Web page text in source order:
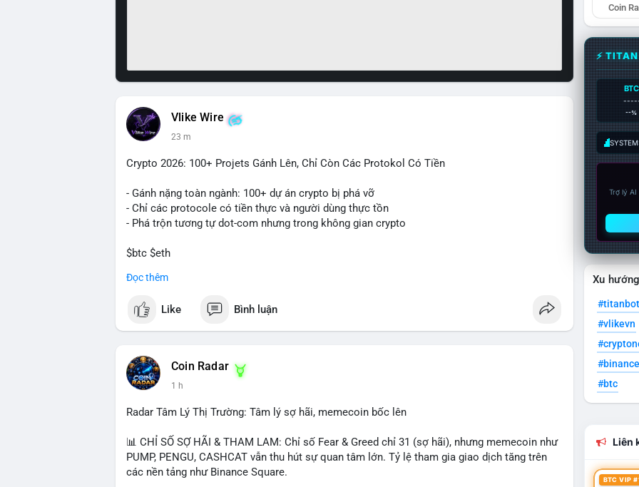
Vlike Wire
23 m
Crypto 2026: 100+ Projets Gánh Lên, Chỉ Còn Các Protokol Có Tiền
- Gánh nặng toàn ngành: 100+ dự án crypto bị phá vỡ
- Chỉ các protocole có tiền thực và người dùng thực tồn
- Phá trộn tương tự dot-com nhưng trong không gian crypto
$btc $eth
#vlikevn
📰 Nguồn: CoinDesk
Đọc thêm
Like Bình luận
Coin Radar
1 h
Radar Tâm Lý Thị Trường: Tâm lý sợ hãi, memecoin bốc lên
📊 CHỈ SỐ SỢ HÃI & THAM LAM: Chỉ số Fear & Greed chỉ 31 (sợ hãi), nhưng memecoin như
PUMP, PENGU, CASHCAT vẫn thu hút sự quan tâm lớn. Tỷ lệ tham gia giao dịch tăng trên
các nền tảng như Binance Square.
Coin
⚡
BTC
--%
Trợ lý
Xu
#titanbot
#vlikevn
#btc
Liên
BTC VIP